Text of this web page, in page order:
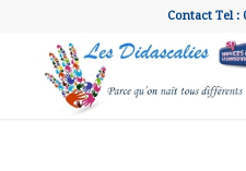
Contact Tel :